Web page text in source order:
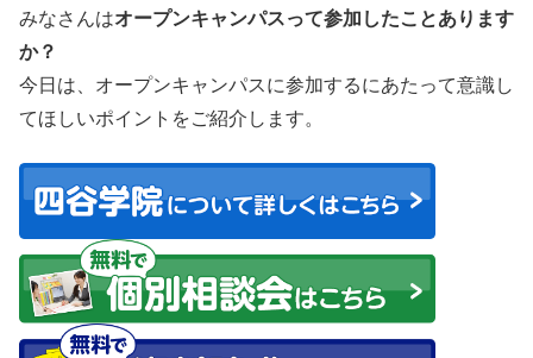
みなさんはオープンキャンパスって参加したことあります
か？
今日は、オープンキャンパスに参加するにあたって意識し
てほしいポイントをご紹介します。